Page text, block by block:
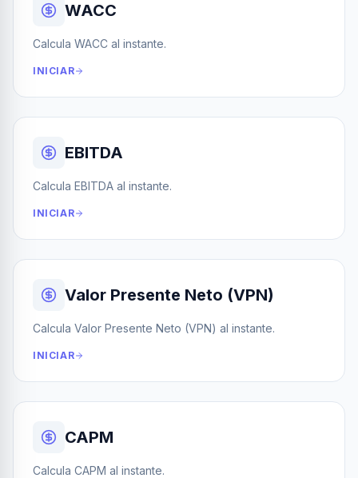
WACC
Calcula WACC al instante.
INICIAR
EBITDA
Calcula EBITDA al instante.
INICIAR
Valor Presente Neto (VPN)
Calcula Valor Presente Neto (VPN) al instante.
INICIAR
CAPM
Calcula CAPM al instante.